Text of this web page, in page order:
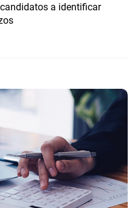
a identificar